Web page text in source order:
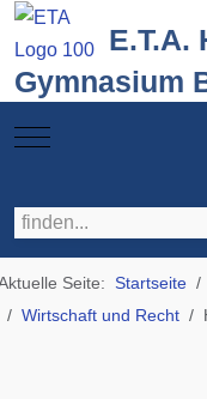
E.T.A.
Gymnasium
Mobile Menu Toggle
Seite: Startseite
Wirtschaft und Recht